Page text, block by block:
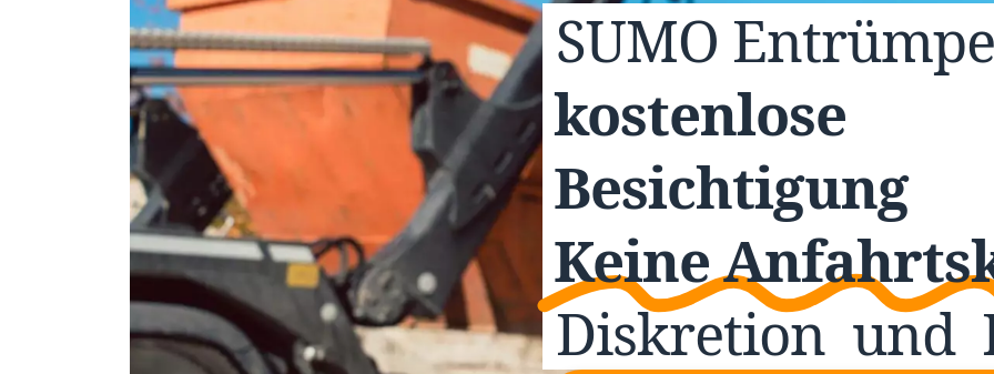
SUMO
kostenlose
Besichtigung
Keine
Diskretion und